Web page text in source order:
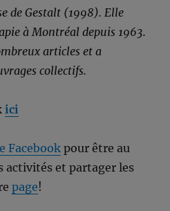
de Gestalt (1998). Elle
à Montréal depuis 1963.
articles et a
collectifs.
ici
Facebook pour être au
activités et partager les
page!